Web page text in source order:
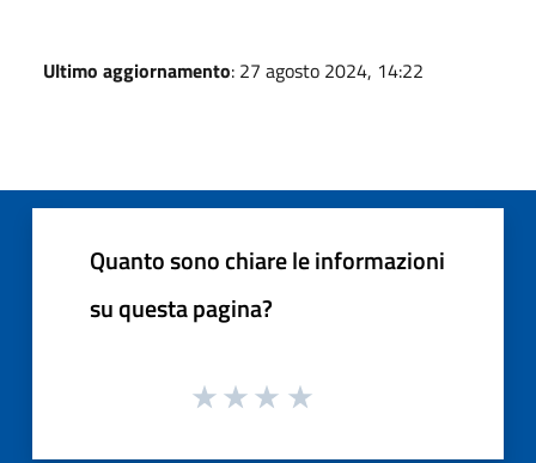
Ultimo aggiornamento: 27 agosto 2024, 14:22
Quanto sono chiare le informazioni
su questa pagina?